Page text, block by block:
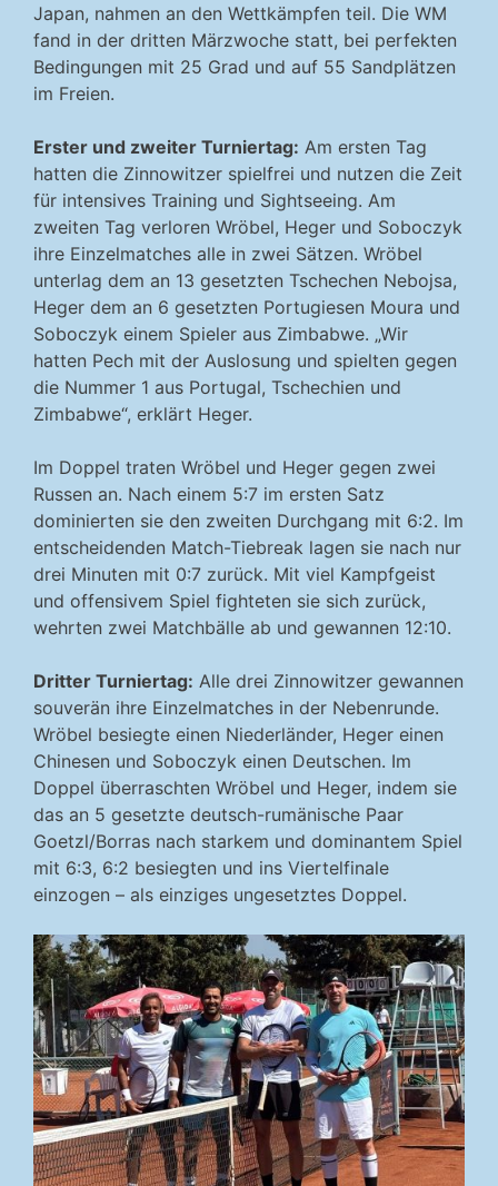
Japan, nahmen an den Wettkämpfen teil. Die WM
fand in der dritten Märzwoche statt, bei perfekten
Bedingungen mit 25 Grad und auf 55 Sandplätzen
im Freien.
Erster und zweiter Turniertag: Am ersten Tag
hatten die Zinnowitzer spielfrei und nutzen die Zeit
für intensives Training und Sightseeing. Am
zweiten Tag verloren Wröbel, Heger und Soboczyk
ihre Einzelmatches alle in zwei Sätzen. Wröbel
unterlag dem an 13 gesetzten Tschechen Nebojsa,
Heger dem an 6 gesetzten Portugiesen Moura und
Soboczyk einem Spieler aus Zimbabwe. „Wir
hatten Pech mit der Auslosung und spielten gegen
die Nummer 1 aus Portugal, Tschechien und
Zimbabwe“, erklärt Heger.
Im Doppel traten Wröbel und Heger gegen zwei
Russen an. Nach einem 5:7 im ersten Satz
dominierten sie den zweiten Durchgang mit 6:2. Im
entscheidenden Match-Tiebreak lagen sie nach nur
drei Minuten mit 0:7 zurück. Mit viel Kampfgeist
und offensivem Spiel fighteten sie sich zurück,
wehrten zwei Matchbälle ab und gewannen 12:10.
Dritter Turniertag: Alle drei Zinnowitzer gewannen
souverän ihre Einzelmatches in der Nebenrunde.
Wröbel besiegte einen Niederländer, Heger einen
Chinesen und Soboczyk einen Deutschen. Im
Doppel überraschten Wröbel und Heger, indem sie
das an 5 gesetzte deutsch-rumänische Paar
Goetzl/Borras nach starkem und dominantem Spiel
mit 6:3, 6:2 besiegten und ins Viertelfinale
einzogen – als einziges ungesetztes Doppel.